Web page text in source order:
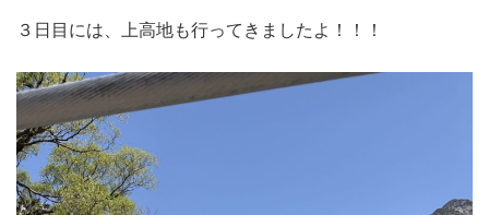
３日目には、上高地も行ってきましたよ！！！